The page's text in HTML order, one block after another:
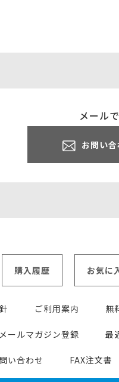
メール
お問い
購入履歴 お気に
ご利用案内 無
メールマガジン登録 最
い合わせ FAX注文書